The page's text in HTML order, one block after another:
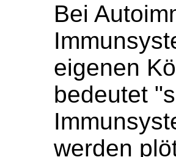
Bei
eigenen
bedeutet
werden